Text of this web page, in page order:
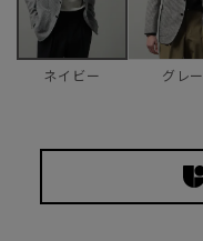
ネイビー グレー